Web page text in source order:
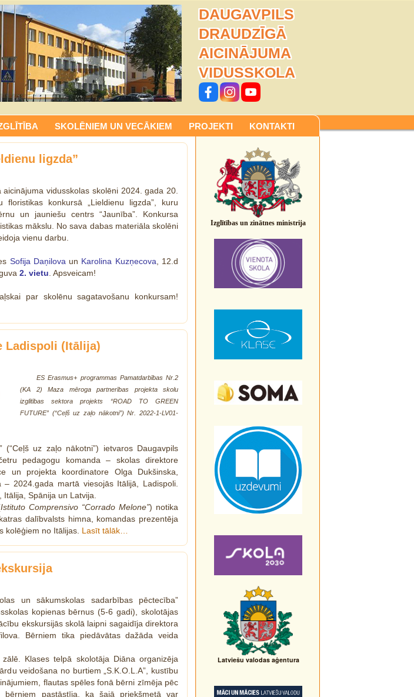
DAUGAVPILS
DRAUDZĪGĀ
AICINĀJUMA
VIDUSSKOLA
SKOLĒNIEM UN VECĀKIEM PROJEKTI KONTAKTI
ligzda”
vidusskolas skolēni 2024. gada 20.
floristikas konkursā „Lieldienu ligzda”, kuru
un jauniešu centrs “Jaunība”. Konkursa
mākslu. No sava dabas materiāla skolēni
vienu darbu.
Sofija Daņilova un Karolina Kuzņecova , 12.d
2. vietu . Apsveicam!
par skolēnu sagatavošanu konkursam!
Ladispoli (Itālija)
ES Erasmus+ programmas Pamatdarbības Nr.2
(KA 2)
Maza mēroga partnerības projekta
skolu
izglītības
sektora projekts
“ROAD TO GREEN
FUTURE” (“Ceļš uz zaļo nākotni”) Nr. 2022-1-LV01-
(“Ceļš uz zaļo nākotni”) ietvaros Daugavpils
pedagogu komanda – skolas direktore
un projekta koordinatore Olga Dukšinska,
2024.gada martā viesojās Itālijā, Ladispoli.
Spānija un Latvija.
Istituto Comprensivo “Corrado Melone”) notika
dalībvalsts himna, komandas prezentēja
kolēģiem no Itālijas. Lasīt tālāk…
un sākumskolas sadarbības pēctecība”
kopienas bērnus (5-6 gadi), skolotājas
ekskursijās skolā laipni sagaidīja direktora
Bērniem tika piedāvātas dažāda veida
Klases telpā skolotāja Diāna organizēja
veidošana no burtiem „S.K.O.L.A”, kustību
flautas spēles fonā bērni zīmēja pēc
bērniem pastāstīja, ka šajā priekšmetā var
Izglītības un zinātnes ministrija
Latviešu valodas aģentura